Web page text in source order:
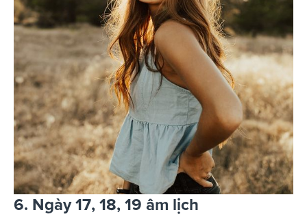
6. Ngày 17, 18, 19 âm lịch